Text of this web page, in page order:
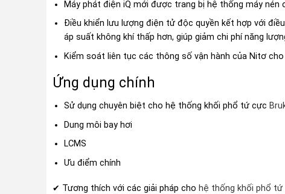
Máy phát điện iQ mới được trang bị hệ thống máy
Điều khiển lưu lượng điện tử độc quyền kết hợp với
áp suất không khí thấp hơn, giúp giảm chi phí năng
Kiểm soát liên tục các thông số vận hành của Nitơ
Ứng dụng chính
Sử dụng chuyên biệt cho hệ thống khối phổ tứ cực
Dung môi bay hơi
LCMS
Ưu điểm chính
✔ Tương thích với các giải pháp cho hệ thống khối phổ tứ